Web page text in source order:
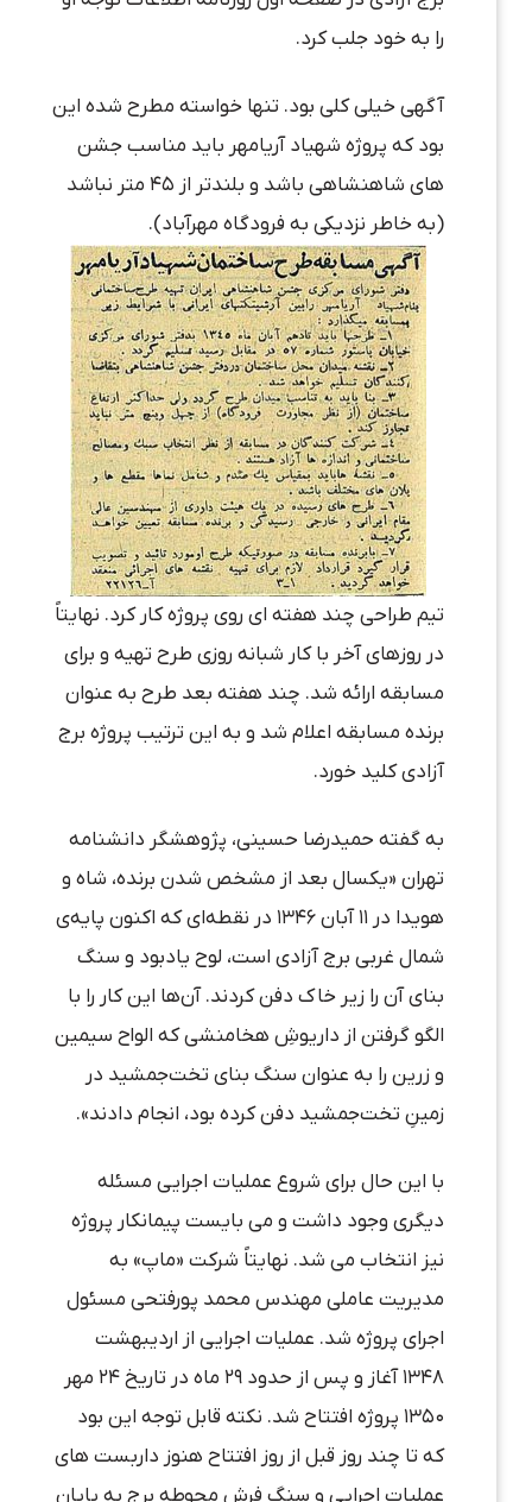
را به خود جلب کرد.
آگهی خیلی کلی بود. تنها خواسته مطرح شده این
بود که پروژه شهیاد آریامهر باید مناسب جشن
های شاهنشاهی باشد و بلندتر از ۴۵ متر نباشد
(به خاطر نزدیکی به فرودگاه مهرآباد).
تیم طراحی چند هفته ای روی پروژه کار کرد. نهایتاً
در روزهای آخر با کار شبانه روزی طرح تهیه و برای
مسابقه ارائه شد. چند هفته بعد طرح به عنوان
برنده مسابقه اعلام شد و به این ترتیب پروژه برج
آزادی کلید خورد.
به گفته حمیدرضا حسینی، پژوهشگر دانشنامه
تهران «یکسال بعد از مشخص شدن برنده، شاه و
هویدا در ۱۱ آبان ۱۳۴۶ در نقطه‌ای که اکنون پایه‌ی
شمال غربی برج آزادی است، لوح یادبود و سنگ
بنای آن را زیر خاک دفن کردند. آن‌ها این کار را با
الگو گرفتن از داریوشِ هخامنشی که الواح سیمین
و زرین را به عنوان سنگ بنای تخت‌جمشید در
زمینِ تخت‌جمشید دفن کرده بود، انجام دادند».
با این حال برای شروع عملیات اجرایی مسئله
دیگری وجود داشت و می بایست پیمانکار پروژه
نیز انتخاب می شد. نهایتاً شرکت «ماپ» به
مدیریت عاملی مهندس محمد پورفتحی مسئول
اجرای پروژه شد. عملیات اجرایی از اردیبهشت
۱۳۴۸ آغاز و پس از حدود ۲۹ ماه در تاریخ ۲۴ مهر
۱۳۵۰ پروژه افتتاح شد. نکته قابل توجه این بود
که تا چند روز قبل از روز افتتاح هنوز داربست های
عملیات اجرایی و سنگ فرش محوطه برج به پایان